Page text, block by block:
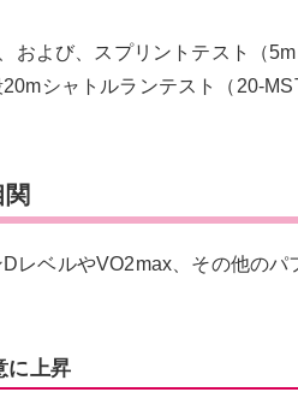
および、スプリントテスト（
シャトルランテスト（20-
レベルやVO2max、その他の
に上昇